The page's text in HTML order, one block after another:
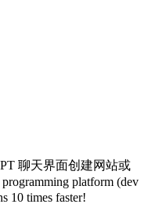
聊天界面创建网站或
platform (dev
10 times faster!